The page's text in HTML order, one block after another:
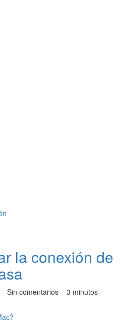
la conexión de
Sin comentarios 3 minutos